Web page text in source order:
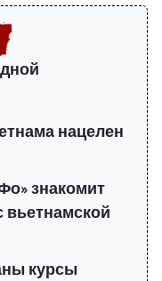
нацелен
знакомит
вьетнамской
курсы